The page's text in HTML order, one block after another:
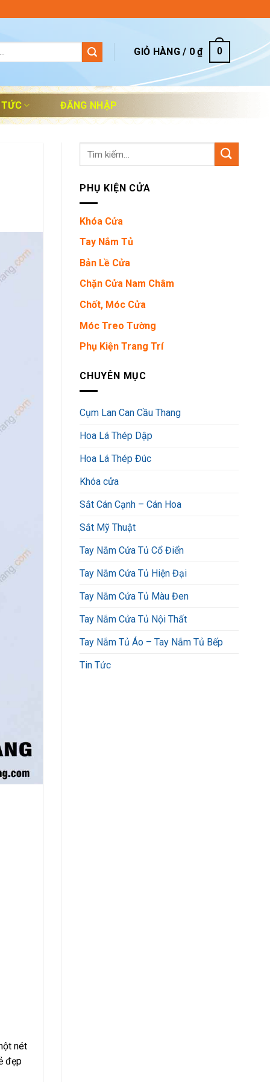
GIỎ HÀNG / 0₫ 0
ĐĂNG NHẬP
nét
đẹp
Tìm
PHỤ KIỆN CỬA
Khóa Cửa
Tay Nắm Tủ
Bản Lề Cửa
Chặn Cửa Nam Châm
Chốt, Móc Cửa
Móc Treo Tường
Phụ Kiện Trang Trí
CHUYÊN MỤC
Cụm Lan Can Cầu Thang
Hoa Lá Thép Dập
Hoa Lá Thép Đúc
Khóa cửa
Sắt Cán Cạnh – Cán Hoa
Sắt Mỹ Thuật
Tay Nắm Cửa Tủ Cổ Điển
Tay Nắm Cửa Tủ Hiện Đại
Tay Nắm Cửa Tủ Màu Đen
Tay Nắm Cửa Tủ Nội Thất
Tay Nắm Tủ Áo – Tay Nắm Tủ Bếp
Tin Tức